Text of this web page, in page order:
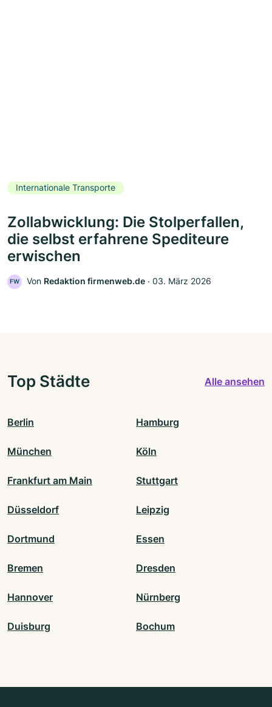
Internationale Transporte
Zollabwicklung: Die Stolperfallen,
die selbst erfahrene Spediteure
erwischen
FW Von Redaktion firmenweb.de ‧ 03. März 2026
Top Städte Alle ansehen
Berlin Hamburg
München Köln
Frankfurt am Main Stuttgart
Düsseldorf Leipzig
Dortmund Essen
Bremen Dresden
Hannover Nürnberg
Duisburg Bochum